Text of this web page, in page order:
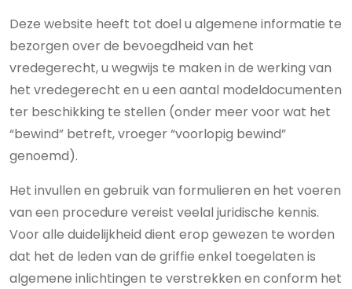
Deze website heeft tot doel u algemene informatie te
bezorgen over de bevoegdheid van het
vredegerecht, u wegwijs te maken in de werking van
het vredegerecht en u een aantal modeldocumenten
ter beschikking te stellen (onder meer voor wat het
“bewind” betreft, vroeger “voorlopig bewind”
genoemd).
Het invullen en gebruik van formulieren en het voeren
van een procedure vereist veelal juridische kennis.
Voor alle duidelijkheid dient erop gewezen te worden
dat het de leden van de griffie enkel toegelaten is
algemene inlichtingen te verstrekken en conform het